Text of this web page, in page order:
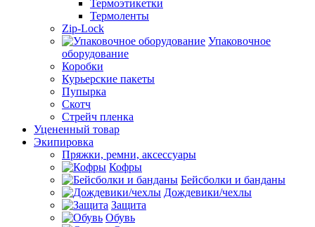
Термоэтикетки
Термоленты
Zip-Lock
Упаковочное
оборудование
Коробки
Курьерские пакеты
Пупырка
Скотч
Стрейч пленка
Уцененный товар
Экипировка
Пряжки, ремни, аксессуары
Кофры
Бейсболки и банданы
Дождевики/чехлы
Защита
Обувь